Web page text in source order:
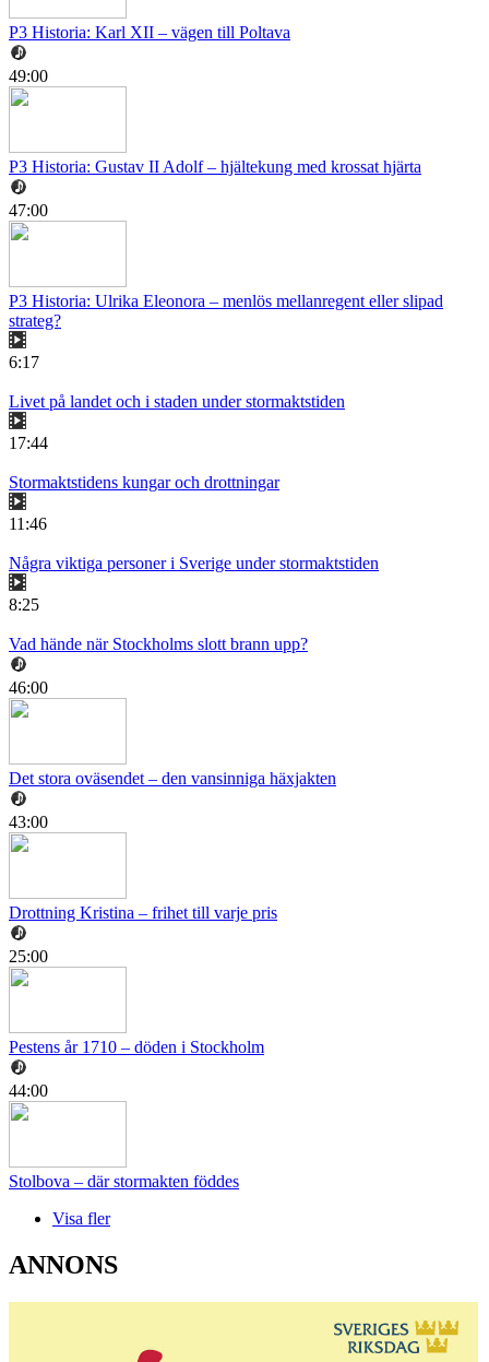
P3 Historia: Karl XII – vägen till Poltava
49:00
P3 Historia: Gustav II Adolf – hjältekung med krossat hjärta
47:00
P3 Historia: Ulrika Eleonora – menlös mellanregent eller slipad
strateg?
6:17
Livet på landet och i staden under stormaktstiden
17:44
Stormaktstidens kungar och drottningar
11:46
Några viktiga personer i Sverige under stormaktstiden
8:25
Vad hände när Stockholms slott brann upp?
46:00
Det stora oväsendet – den vansinniga häxjakten
43:00
Drottning Kristina – frihet till varje pris
25:00
Pestens år 1710 – döden i Stockholm
44:00
Stolbova – där stormakten föddes
Visa fler
ANNONS